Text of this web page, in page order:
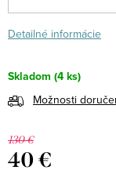
Detailné informácie
Skladom (4 ks)
Možnosti
130 €
40 €